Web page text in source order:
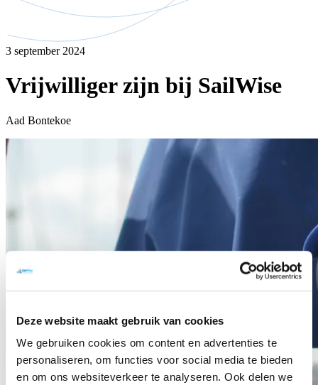
Deze website maakt gebruik van cookies
We gebruiken cookies om content en advertenties te
personaliseren, om functies voor social media te bieden
en om ons websiteverkeer te analyseren. Ook delen we
3 september 2024
Vrijwilliger zijn bij SailWise
Aad Bontekoe